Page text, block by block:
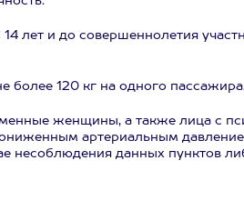
лет и до совершеннолетия
более 120 кг на одного
женщины, а также лица с
артериальным
несоблюдения данных пунктов